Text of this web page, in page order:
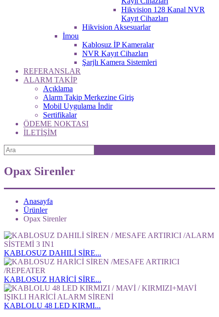
Hikvision 128 Kanal NVR
Kayıt Cihazları
Hikvision Aksesuarlar
İmou
Kablosuz İP Kameralar
NVR Kayıt Cihazları
Şarjlı Kamera Sistemleri
REFERANSLAR
ALARM TAKİP
Açıklama
Alarm Takip Merkezine Giriş
Mobil Uygulama İndir
Sertifikalar
ÖDEME NOKTASI
İLETİŞİM
Opax Sirenler
Anasayfa
Ürünler
Opax Sirenler
KABLOSUZ DAHILİ SİRE...
KABLOSUZ HARİCİ SİRE...
KABLOLU 48 LED KIRMI...